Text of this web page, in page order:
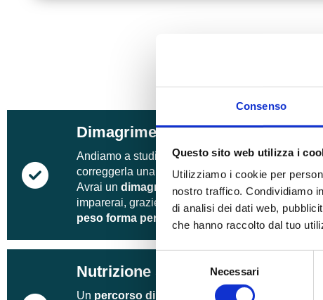
Consenso
Questo sito web utilizza i
Utilizziamo i cookie per
nostro traffico. Condividiamo
di analisi dei dati web,
che hanno raccolto dal tuo
Necessari
Dimagrimento
Andiamo a studiare la causa del tuo sovrappeso
correggerla una volta per tutte cambiando stile di
Avrai un dimagrimento graduale e di qualità e
imparerai, grazie alla formazione, a
mantenere il
peso forma per sempre.
Nutrizione sportiva
Un percorso di nutrizione e integrazione